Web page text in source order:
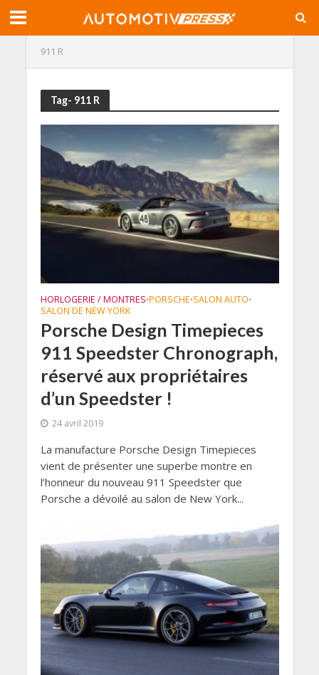
911 R
Tag- 911 R
HORLOGERIE / MONTRES•PORSCHE•SALON AUTO•
SALON DE NEW YORK
Porsche Design Timepieces
911 Speedster Chronograph,
réservé aux propriétaires
d’un Speedster !
24 avril 2019
La manufacture Porsche Design Timepieces
vient de présenter une superbe montre en
l’honneur du nouveau 911 Speedster que
Porsche a dévoilé au salon de New York...